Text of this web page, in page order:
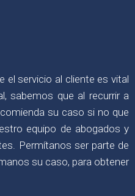
el servicio al cliente es vital
sabemos que al recurrir a
su caso si no que
equipo de abogados y
Permítanos ser parte de
su caso, para obtener